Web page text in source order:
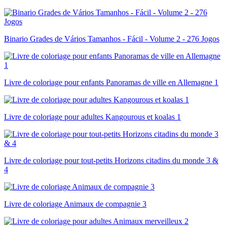
Binario Grades de Vários Tamanhos - Fácil - Volume 2 - 276 Jogos
Livre de coloriage pour enfants Panoramas de ville en Allemagne 1
Livre de coloriage pour adultes Kangourous et koalas 1
Livre de coloriage pour tout-petits Horizons citadins du monde 3 &
4
Livre de coloriage Animaux de compagnie 3